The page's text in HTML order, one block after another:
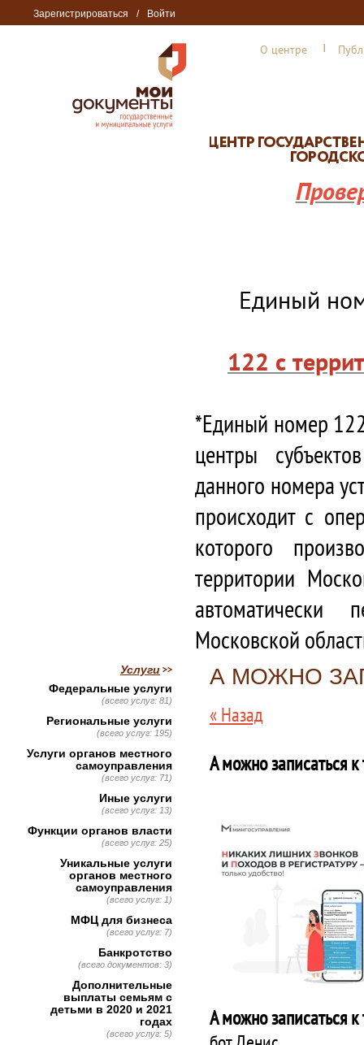
Зарегистрироваться / Войти
О центре
Единый
122 с
*Единый номер
центры
данного номера
происходит с
которого
территории
автоматически
Московской
А МОЖНО
« Назад
А можно записаться к
А можно записаться
Услуги
Федеральные услуги
(всего услуг: 81)
Региональные услуги
(всего услуг: 195)
Услуги органов местного
самоуправления
(всего услуг: 71)
Иные услуги
(всего услуг: 13)
Функции органов власти
(всего услуг: 25)
Уникальные услуги
органов местного
самоуправления
(всего услуг: 1)
МФЦ для бизнеса
(всего услуг: 7)
Банкротство
(всего документов: 3)
Дополнительные
выплаты семьям с
детьми в 2020 и 2021
годах
(всего услуг: 5)